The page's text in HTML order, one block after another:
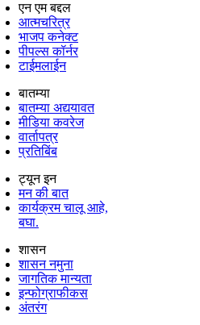
एन एम बद्दल
आत्मचरित्र
भाजप कनेक्ट
पीपल्स कॉर्नर
टाईमलाईन
बातम्या
बातम्या अद्ययावत
मीडिया कवरेज
वार्तापत्र
प्रतिबिंब
ट्यून इन
मन की बात
कार्यक्रम चालू आहे,
बघा.
शासन
शासन नमुना
जागतिक मान्यता
इन्फोग्राफीकस
अंतरंग